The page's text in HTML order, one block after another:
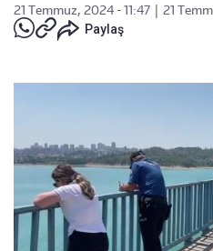
21 Temmuz, 2024 - 11:47
21
Paylaş